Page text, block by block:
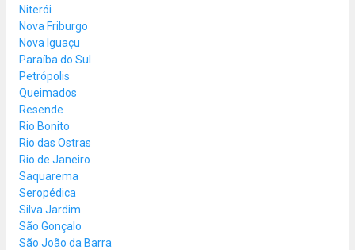
Niterói
Nova Friburgo
Nova Iguaçu
Paraíba do Sul
Petrópolis
Queimados
Resende
Rio Bonito
Rio das Ostras
Rio de Janeiro
Saquarema
Seropédica
Silva Jardim
São Gonçalo
São João da Barra